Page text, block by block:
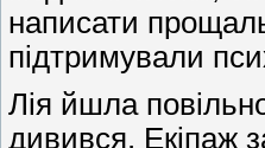
написати
підтримували
Лія йшла
дивився. Екіпаж